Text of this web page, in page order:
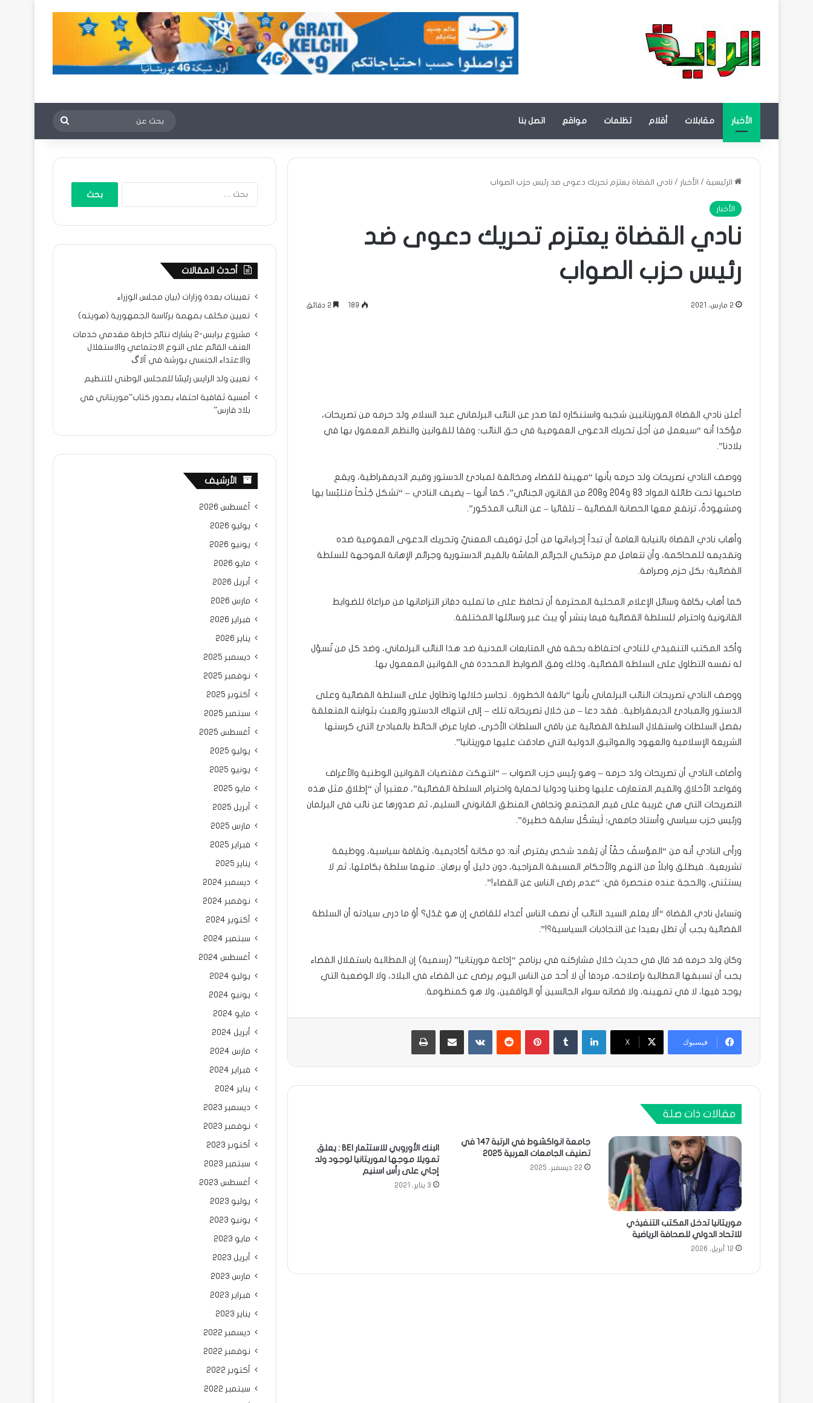
الأخبار مقابلات أقلام تظلمات مواقع اتصل بنا بحث
عن
الرئيسية / الأخبار / نادي القضاة يعتزم تحريك دعوى ضد رئيس حزب الصواب
الأخبار
نادي القضاة يعتزم تحريك دعوى ضد
رئيس حزب الصواب
2 مارس، 2021 189
أعلن نادي القضاة الموريتانيين شجبه واستنكاره لما صدر عن النائب البرلماني عبد السلام ولد حرمه من تصريحات،
مؤكدا أنه “سيعمل من أجل تحريك الدعوى العمومية في حق النائب؛ وفقا للقوانين والنظم المعمول بها في
بلادنا”.
ووصف النادي تصريحات ولد حرمه بأنها “مهينة للقضاء ومخالفة لمبادئ الدستور وقيم الديمقراطية، ويقع
صاحبها تحت طائلة المواد 83 و204 و208 من القانون الجنائي”، كما أنها – يضيف النادي – “تشكل جُنَحاً متلبّسا بها
ومشهودةً، ترتفع معها الحصانة القضائية – تلقائيا – عن النائب المذكور”.
وأهاب نادي القضاة بالنيابة العامة أن تبدأ إجراءاتها من أجل توقيف المعنيّ وتحريك الدعوى العمومية ضده
وتقديمه للمحاكمة، وأن تتعامل مع مرتكبي الجرائم الماسّة بالقيم الدستورية وجرائم الإهانة الموجهة للسلطة
القضائية؛ بكل حزم وصرامة.
كما أهاب بكافة وسائل الإعلام المحلية المحترمة أن تحافظ على ما تمليه دفاتر التزاماتها من مراعاة للضوابط
القانونية واحترام للسلطة القضائية فيما ينشر أو يبث عبر وسائلها المختلفة.
وأكد المكتب التنفيذي للنادي احتفاظه بحقه في المتابعات المدنية ضد هذا النائب البرلماني، وضد كل من تُسوّل
له نفسه التطاول على السلطة القضائية، وذلك وفق الضوابط المحددة في القوانين المعمول بها.
ووصف النادي تصريحات النائب البرلماني بأنها “بالغة الخطورة.. تجاسر خلالها وتطاول على السلطة القضائية وعلى
الدستور والمبادئ الديمقراطية.. فقد دعا – من خلال تصريحاته تلك – إلى انتهاك الدستور والعبث بثوابته المتعلقة
بفصل السلطات واستقلال السلطة القضائية عن باقي السلطات الأخرى، ضاربا عرض الحائط بالمبادئ التي كرستها
الشريعة الإسلامية والعهود والمواثيق الدولية التي صادقت عليها موريتانيا”.
وأضاف النادي أن تصريحات ولد حرمه – وهو رئيس حزب الصواب – “انتهكت مقتضيات القوانين الوطنية والأعراف
وقواعد الأخلاق والقيم المتعارف عليها وطنيا ودوليا لحماية واحترام السلطة القضائية”، معتبرا أن “إطلاق مثل هذه
التصريحات التي هي غريبة على قيم المجتمع وتجافي المنطق القانوني السليم، ثم صدورها عن نائب في البرلمان
ورئيس حزب سياسي وأستاذ جامعي؛ لَيشكّل سابقة خطيرة”.
ورأى النادي أنه من “المؤسفٌ حقّاً أن يَعْمد شخص يفترض أنه: ذو مكانة أكاديمية، وثقافة سياسية، ووظيفة
تشريعية.. فيطلق وابلاً من التهم والأحكام المسبقة المزاجية، دون دليل أو برهان.. متهما سلطة بكاملها، ثم لا
يستثني، والحجة عنده منحصرة في: “عدم رضى الناس عن القضاء!”.
وتساءل نادي القضاة “ألا يعلم السيد النائب أن نصف الناس أعداء للقاضي إن هو عَدَل؟ أوَ ما درى سيادته أن السلطة
القضائية يجب أن تظل بعيدا عن التجاذبات السياسية؟!”.
وكان ولد حرمه قد قال في حديث خلال مشاركته في برنامج “إذاعة موريتانيا” (رسمية) إن المطالبة باستقلال القضاء
يجب أن تسبقها المطالبة بإصلاحه، مردفا أن لا أحد من الناس اليوم يرضى عن القضاء في البلاد، ولا الوضعية التي
يوجد فيها، لا في تمهينه، ولا قضاته سواء الجالسين أو الواقفين، ولا هو كمنظومة.
فيسبوك X
لينكدإن بينتيريست مشاركة عبر البريد طباعة
مقالات ذات صلة
موريتانيا تدخل المكتب التنفيذي
للاتحاد الدولي للصحافة الرياضية
12 أبريل، 2026
جامعة انواكشوط في الرتبة 147 في
تصنيف الجامعات العربية 2025
22 ديسمبر، 2025
البنك الأوروبي للاستثمار BEI : يعلق
تمويلا موجها لموريتانيا لوجود ولد
إجاي على رأس اسنيم
3 يناير، 2021
أحدث المقالات
تعيينات بعدة وزارات (بيان مجلس الوزراء
تعيين مكلف بمهمة برئاسة الجمهورية (هويته)
مشروع برابس-2 يشارك نتائح خارطة مقدمي خدمات
العنف القائم على النوع الاجتماعي والاستغلال
والاعتداء الجنسي بورشة في ألاگ
تعيين ولد الرايس رئيسًا للمجلس الوطني للتنظيم
أمسية ثقافية احتفاء بصدور كتاب”موريتاني في
بلاد فارس”
الأرشيف
أغسطس 2026
يوليو 2026
يونيو 2026
مايو 2026
أبريل 2026
مارس 2026
فبراير 2026
يناير 2026
ديسمبر 2025
نوفمبر 2025
أكتوبر 2025
سبتمبر 2025
أغسطس 2025
يوليو 2025
يونيو 2025
مايو 2025
أبريل 2025
مارس 2025
فبراير 2025
يناير 2025
ديسمبر 2024
نوفمبر 2024
أكتوبر 2024
سبتمبر 2024
أغسطس 2024
يوليو 2024
يونيو 2024
مايو 2024
أبريل 2024
مارس 2024
فبراير 2024
يناير 2024
ديسمبر 2023
نوفمبر 2023
أكتوبر 2023
سبتمبر 2023
أغسطس 2023
يوليو 2023
يونيو 2023
مايو 2023
أبريل 2023
مارس 2023
فبراير 2023
يناير 2023
ديسمبر 2022
نوفمبر 2022
أكتوبر 2022
سبتمبر 2022